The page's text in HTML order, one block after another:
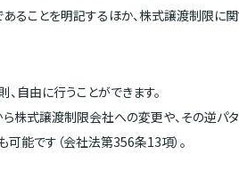
ることを明記するほか、株式譲渡制限に
自由に行うことができます。
株式譲渡制限会社への変更や、その逆パ
能です（会社法第356条13項）。